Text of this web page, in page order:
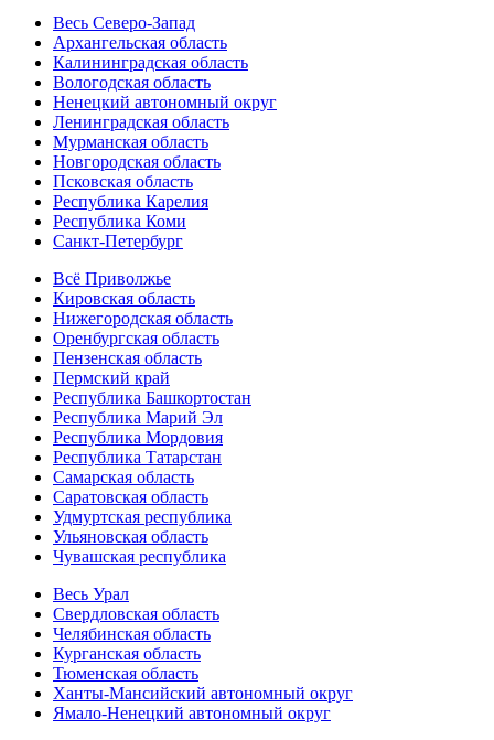
Весь Северо-Запад
Архангельская область
Калининградская область
Вологодская область
Ненецкий автономный округ
Ленинградская область
Мурманская область
Новгородская область
Псковская область
Республика Карелия
Республика Коми
Санкт-Петербург
Всё Приволжье
Кировская область
Нижегородская область
Оренбургская область
Пензенская область
Пермский край
Республика Башкортостан
Республика Марий Эл
Республика Мордовия
Республика Татарстан
Самарская область
Саратовская область
Удмуртская республика
Ульяновская область
Чувашская республика
Весь Урал
Свердловская область
Челябинская область
Курганская область
Тюменская область
Ханты-Мансийский автономный округ
Ямало-Ненецкий автономный округ